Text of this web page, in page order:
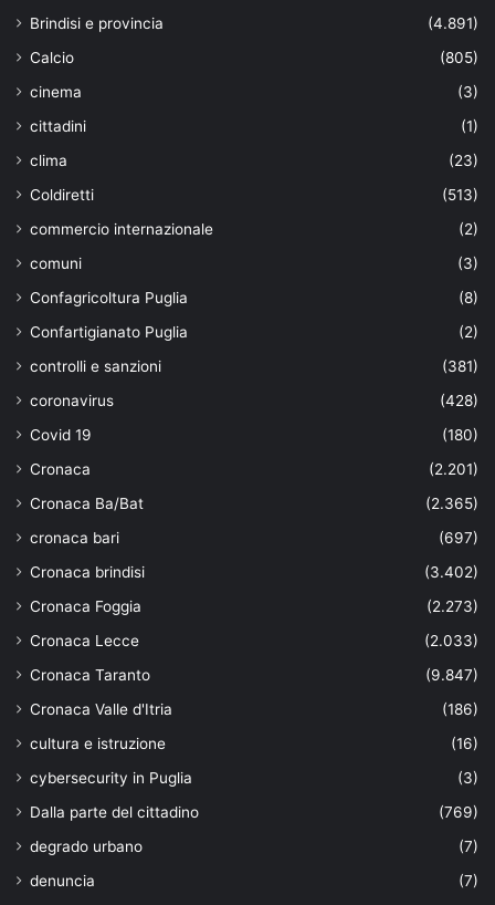
Brindisi e provincia
(4.891)
Calcio
(805)
cinema
(3)
cittadini
(1)
clima
(23)
Coldiretti
(513)
commercio internazionale
(2)
comuni
(3)
Confagricoltura Puglia
(8)
Confartigianato Puglia
(2)
controlli e sanzioni
(381)
coronavirus
(428)
Covid 19
(180)
Cronaca
(2.201)
Cronaca Ba/Bat
(2.365)
cronaca bari
(697)
Cronaca brindisi
(3.402)
Cronaca Foggia
(2.273)
Cronaca Lecce
(2.033)
Cronaca Taranto
(9.847)
Cronaca Valle d'Itria
(186)
cultura e istruzione
(16)
cybersecurity in Puglia
(3)
Dalla parte del cittadino
(769)
degrado urbano
(7)
denuncia
(7)